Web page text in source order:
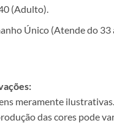
(Adulto).
Único (Atende do 33
meramente ilustrativas.
das cores pode